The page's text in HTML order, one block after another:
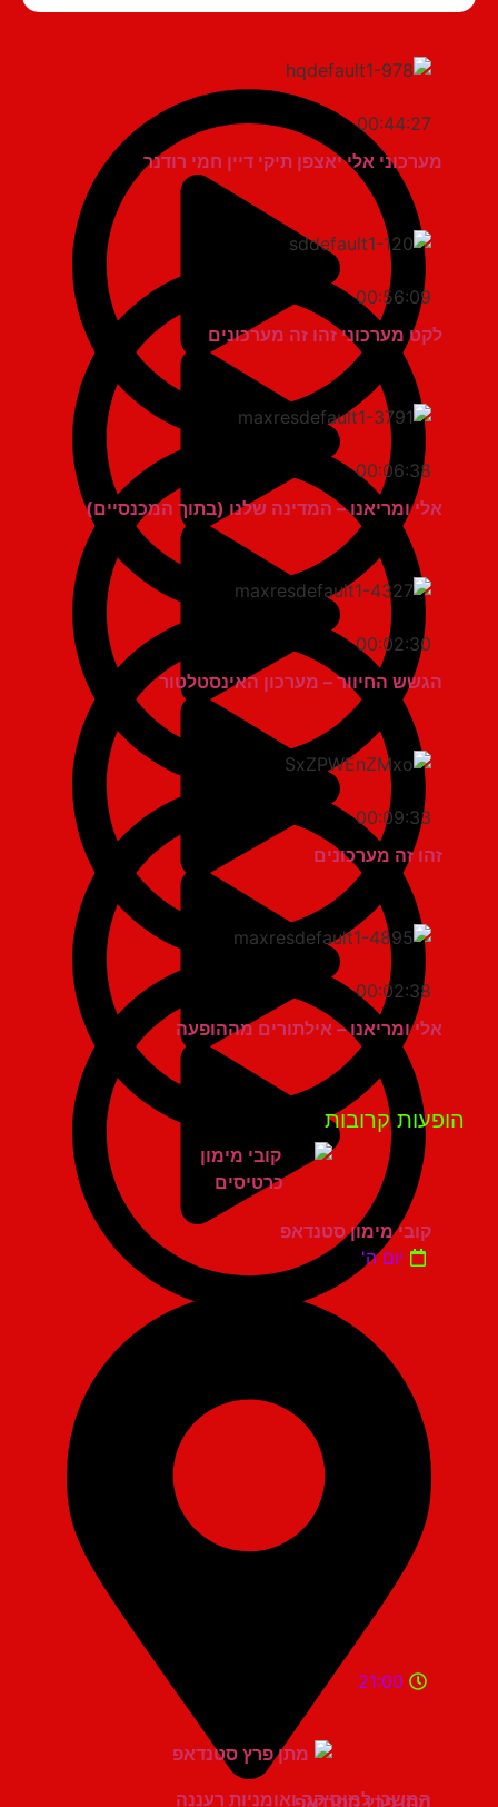
00:44:27
מערכוני אלי יאצפן תיקי דיין חמי רודנר
00:56:09
לקט מערכוני זהו זה מערכונים
00:06:38
אלי ומריאנו – המדינה שלנו (בתוך המכנסיים)
00:02:30
הגשש החיוור – מערכון האינסטלטור
00:09:33
זהו זה מערכונים
00:02:38
אלי ומריאנו – אילתורים מההופעה
קרובות
קובי מימון סטנדאפ
יום ה'
המשכן למוסיקה ואומניות רעננה
21:00